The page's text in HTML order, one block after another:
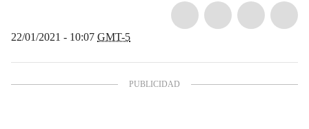
22/01/2021 - 10:07 GMT-5